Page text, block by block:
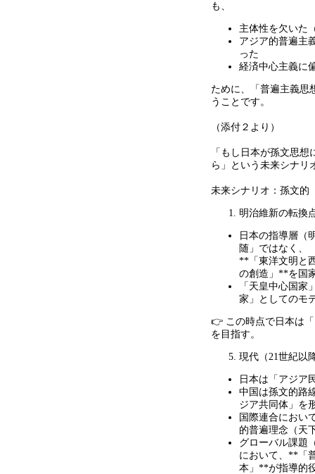
も、
主体性を欠いた
アジア的普遍主
った
経済中心主義に
ために、「普遍主義思
うことです。
（添付２より）
「もし日本が孫文思
ら」という未来シナリ
未来シナリオ：孫文的
明治維新の転換
日本の指導層（
随」ではなく、
** 「東洋文明と
の創造」 **を国
「天皇中心国家
家」としてのモ
👉 この時点で日本は
を目指す。
現代（21世紀以
日本は「アジア
中国は孫文的路
ジア共同体」を
国際連合におい
的普遍理念（天
グローバル課題
において、 ** 「
本」 **が指導的